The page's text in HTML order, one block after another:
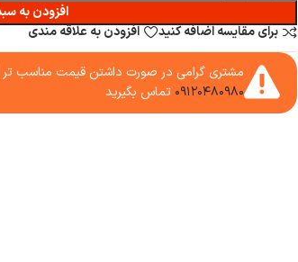
افزودن به
برای مقایسه اضافه کنید
افزودن به علاقه مندی
مشتری گرامی در صورت داشتن قیمت مناسب تر
۰۹۱۲۰۴۸۰۹۸۰ تماس بگیرید